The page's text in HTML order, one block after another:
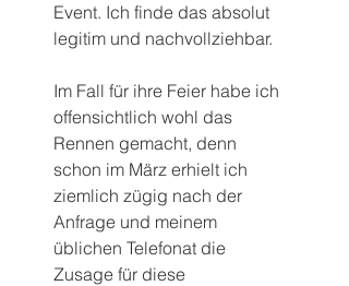
Event. Ich finde das absolut
legitim und nachvollziehbar.
Im Fall für ihre Feier habe ich
offensichtlich wohl das
Rennen gemacht, denn
schon im März erhielt ich
ziemlich zügig nach der
Anfrage und meinem
üblichen Telefonat die
Zusage für diese